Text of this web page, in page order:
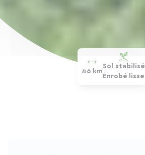
46 km
Sol stabilisé
Enrobé lisse